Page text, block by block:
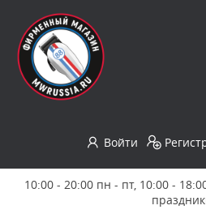
Войти
10:00 - 20:00 пн - пт, 10:00 -